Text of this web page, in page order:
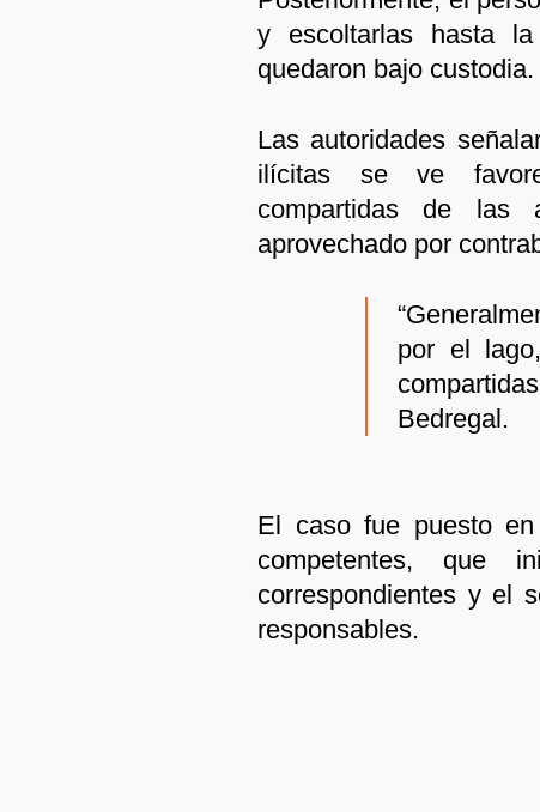
y escoltarlas hasta
quedaron bajo custodia.
Las autoridades
ilícitas se ve
compartidas de las
aprovechado por
por el
Bedregal.
El caso fue puesto
competentes, que
correspondientes y el
responsables.